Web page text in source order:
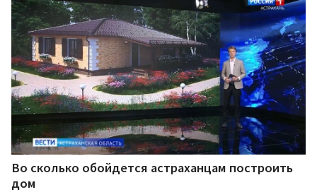
Во сколько обойдется астраханцам построить
дом